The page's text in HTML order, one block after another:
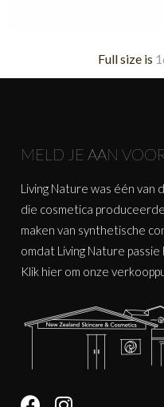
Full size is
MELD JE AAN
Living Nature was één
die cosmetica
maken van synthetische
omdat Living Nature
Klik hier om onze